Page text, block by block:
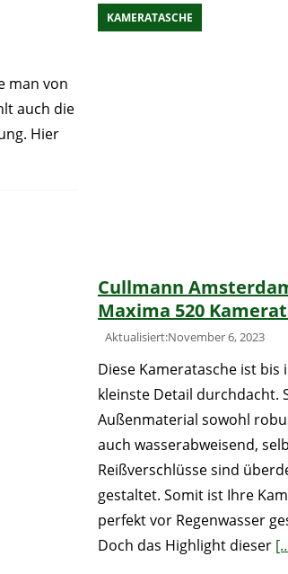
man von
auch die
Hier
Cullmann
Maxima 520
KAMERATASCHE
Aktualisiert:November 6, 2023
Diese Kameratasche ist bis
kleinste Detail durchdacht.
Außenmaterial sowohl
auch wasserabweisend,
Reißverschlüsse sind
gestaltet. Somit ist Ihre
perfekt vor Regenwasser
Doch das Highlight dieser